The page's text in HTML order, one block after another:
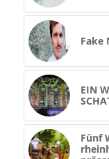
Fake
EIN
Fünf